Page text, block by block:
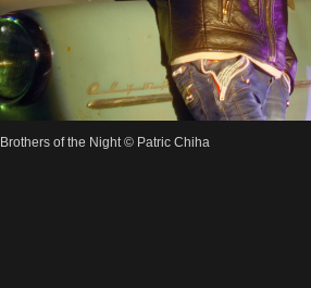
Brothers of the Night © Patric Chiha